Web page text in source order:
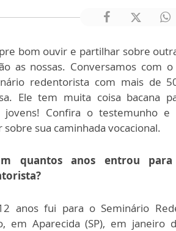
bom ouvir e partilhar sobre
as nossas. Conversamos com
redentorista com mais de
Ele tem muita coisa bacana
jovens! Confira o testemunho e
sua caminhada vocacional.
quantos anos entrou
anos fui para o Seminário
em Aparecida (SP), em janeiro